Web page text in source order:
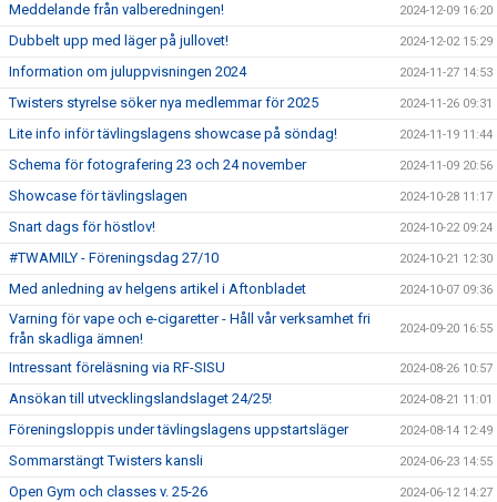
Meddelande från valberedningen! 2024-12-09 16:20
Dubbelt upp med läger på jullovet! 2024-12-02 15:29
Information om juluppvisningen 2024 2024-11-27 14:53
Twisters styrelse söker nya medlemmar för 2025 2024-11-26 09:31
Lite info inför tävlingslagens showcase på söndag! 2024-11-19 11:44
Schema för fotografering 23 och 24 november 2024-11-09 20:56
Showcase för tävlingslagen 2024-10-28 11:17
Snart dags för höstlov! 2024-10-22 09:24
#TWAMILY - Föreningsdag 27/10 2024-10-21 12:30
Med anledning av helgens artikel i Aftonbladet 2024-10-07 09:36
Varning för vape och e-cigaretter - Håll vår verksamhet fri
från skadliga ämnen!
2024-09-20 16:55
Intressant föreläsning via RF-SISU 2024-08-26 10:57
Ansökan till utvecklingslandslaget 24/25! 2024-08-21 11:01
Föreningsloppis under tävlingslagens uppstartsläger 2024-08-14 12:49
Sommarstängt Twisters kansli 2024-06-23 14:55
Open Gym och classes v. 25-26 2024-06-12 14:27